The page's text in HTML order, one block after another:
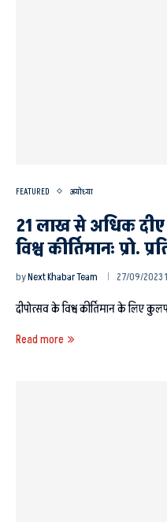
FEATURED अयोध्या
21 लाख से अधिक दीए
विश्व कीर्तिमानः प्रो.
byNext Khabar Team 27/09/2023
दीपोत्सव के विश्व कीर्तिमान के लिए
Read more